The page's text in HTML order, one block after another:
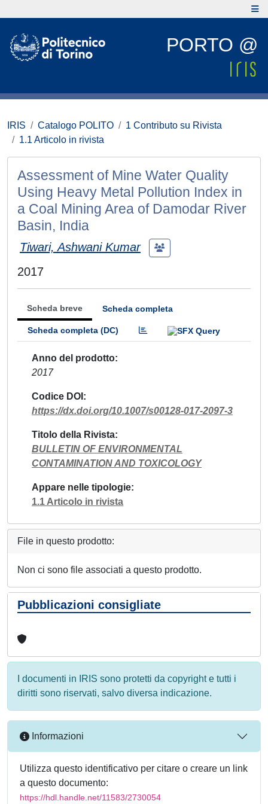
PORTO @
IRIS Catalogo POLITO
1 Contributo su Rivista
1.1 Articolo in rivista
Assessment of Mine Water Quality
Using Heavy Metal Pollution Index in
a Coal Mining Area of Damodar River
Basin, India
Tiwari, Ashwani Kumar
2017
Scheda breve Scheda completa
Scheda completa (DC)
Anno del prodotto
2017
Codice DOI
https://dx.doi.org/10.1007/s00128-017-2097-3
Titolo della Rivista
BULLETIN OF ENVIRONMENTAL
CONTAMINATION AND TOXICOLOGY
Appare nelle tipologie
1.1 Articolo in rivista
File in questo prodotto:
Non ci sono file associati a questo prodotto.
Pubblicazioni consigliate
I documenti in IRIS sono protetti da copyright e tutti i
diritti sono riservati, salvo diversa indicazione.
Informazioni
Utilizza questo identificativo per citare o creare un link
a questo documento:
https://hdl.handle.net/11583/2730054